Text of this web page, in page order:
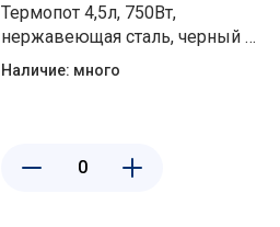
Термопот 4,5л, 750Вт,
нержавеющая сталь, черный с
декором цветы Добрыня DO-
Наличие: много